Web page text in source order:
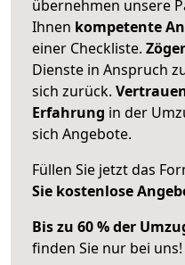
übernehmen unsere
Ihnen kompetente
einer Checkliste.
Dienste in Anspruch
sich zurück.
Erfahrung in der
sich Angebote.
Füllen Sie jetzt das
Sie kostenlose
Bis zu 60 % der
finden Sie nur bei uns!